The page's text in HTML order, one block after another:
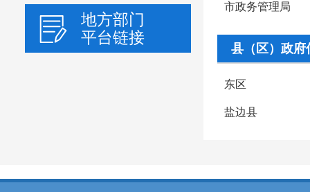
地方部门
平台链接
市政务管理局
县（区）政府
东区
盐边县